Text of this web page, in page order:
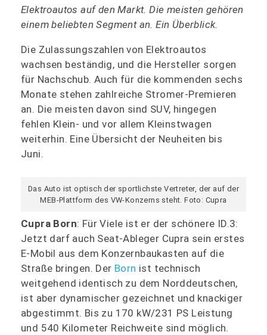
Elektroautos auf den Markt. Die meisten gehören
einem beliebten Segment an. Ein Überblick.
Die Zulassungszahlen von Elektroautos
wachsen beständig, und die Hersteller sorgen
für Nachschub. Auch für die kommenden sechs
Monate stehen zahlreiche Stromer-Premieren
an. Die meisten davon sind SUV, hingegen
fehlen Klein- und vor allem Kleinstwagen
weiterhin. Eine Übersicht der Neuheiten bis
Juni.
Das Auto ist optisch der sportlichste Vertreter, der auf der
MEB-Plattform des VW-Konzerns steht. Foto: Cupra
Cupra Born: Für Viele ist er der schönere ID.3:
Jetzt darf auch Seat-Ableger Cupra sein erstes
E-Mobil aus dem Konzernbaukasten auf die
Straße bringen. Der Born ist technisch
weitgehend identisch zu dem Norddeutschen,
ist aber dynamischer gezeichnet und knackiger
abgestimmt. Bis zu 170 kW/231 PS Leistung
und 540 Kilometer Reichweite sind möglich.